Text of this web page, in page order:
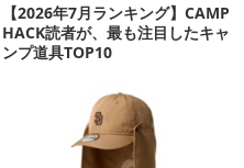
【2026年7月ランキング】CAMP
HACK読者が、最も注目したキャ
ンプ道具TOP10